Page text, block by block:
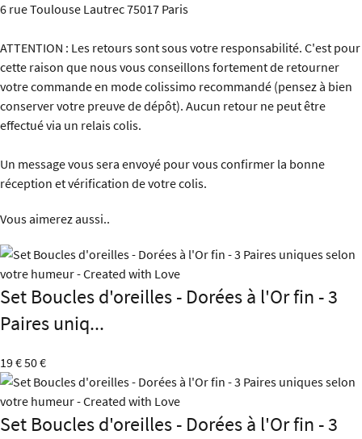
6 rue Toulouse Lautrec 75017 Paris
ATTENTION : Les retours sont sous votre responsabilité. C'est pour
cette raison que nous vous conseillons fortement de retourner
votre commande en mode colissimo recommandé (pensez à bien
conserver votre preuve de dépôt). Aucun retour ne peut être
effectué via un relais colis.
Un message vous sera envoyé pour vous confirmer la bonne
réception et vérification de votre colis.
Vous aimerez aussi..
Set Boucles d'oreilles - Dorées à l'Or fin - 3
Paires uniq...
19 €50 €
Set Boucles d'oreilles - Dorées à l'Or fin - 3